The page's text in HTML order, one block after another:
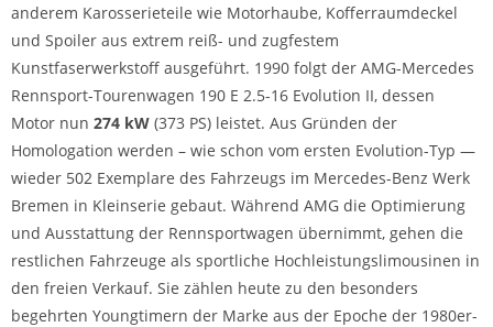
anderem Karosserieteile wie Motorhaube, Kofferraumdeckel
und Spoiler aus extrem reiß- und zugfestem
Kunstfaserwerkstoff ausgeführt. 1990 folgt der AMG-Mercedes
Rennsport-Tourenwagen 190 E 2.5-16 Evolution II, dessen
Motor nun 274 kW (373 PS) leistet. Aus Gründen der
Homologation werden – wie schon vom ersten Evolution-Typ —
wieder 502 Exemplare des Fahrzeugs im Mercedes-Benz Werk
Bremen in Kleinserie gebaut. Während AMG die Optimierung
und Ausstattung der Rennsportwagen übernimmt, gehen die
restlichen Fahrzeuge als sportliche Hochleistungslimousinen in
den freien Verkauf. Sie zählen heute zu den besonders
begehrten Youngtimern der Marke aus der Epoche der 1980er-